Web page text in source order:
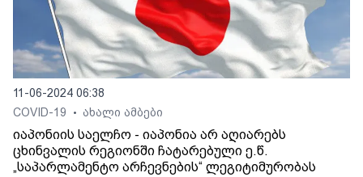
11-06-2024 06:38
COVID-19
• ახალი ამბები
იაპონიის საელჩო - იაპონია არ აღიარებს
ცხინვალის რეგიონში ჩატარებული ე.წ.
„საპარლამენტო არჩევნების“ ლეგიტიმურობას